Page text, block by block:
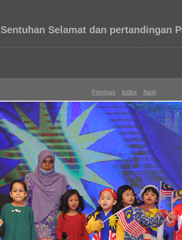
Selamat dan pertandingan
Previous Index Next